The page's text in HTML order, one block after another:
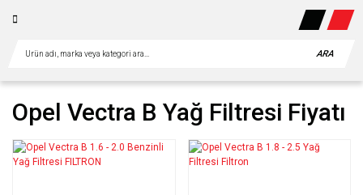
ARA
Opel Vectra B Yağ Filtresi Fiyatı